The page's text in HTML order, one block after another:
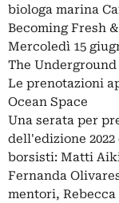
biologa marina
Becoming Fresh
Mercoledì 15
The
Le prenotazioni
Ocean Space
Una serata per
dell'edizione
borsisti: Matti
Fernanda
mentori,